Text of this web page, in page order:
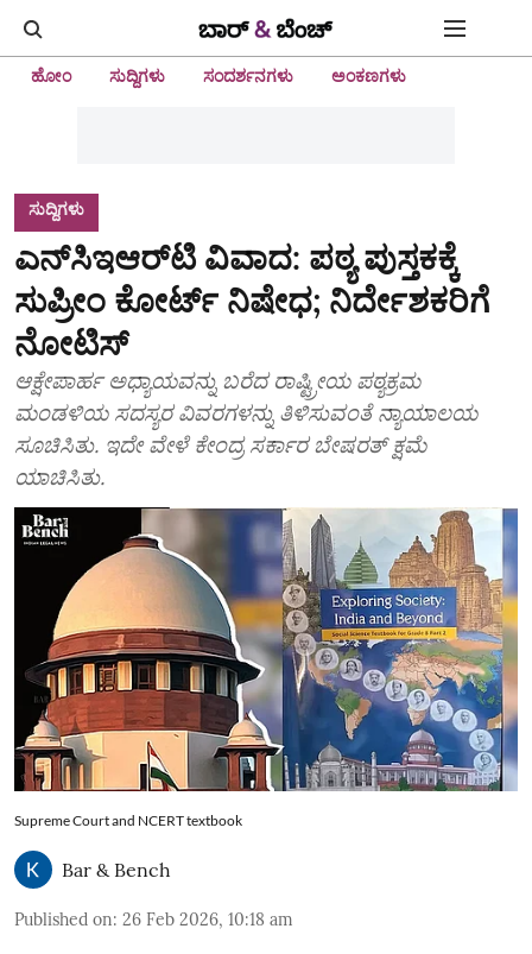
ಹೋಂ ಸುದ್ದಿಗಳು ಸಂದರ್ಶನಗಳು ಅಂಕಣಗಳು
ಸುದ್ದಿಗಳು
ಎನ್‌ಸಿಇಆರ್‌ಟಿ ವಿವಾದ: ಪಠ್ಯ ಪುಸ್ತಕಕ್ಕೆ
ಸುಪ್ರೀಂ ಕೋರ್ಟ್‌ ನಿಷೇಧ; ನಿರ್ದೇಶಕರಿಗೆ
ನೋಟಿಸ್
ಆಕ್ಷೇಪಾರ್ಹ ಅಧ್ಯಾಯವನ್ನು ಬರೆದ ರಾಷ್ಟ್ರೀಯ ಪಠ್ಯಕ್ರಮ
ಮಂಡಳಿಯ ಸದಸ್ಯರ ವಿವರಗಳನ್ನು ತಿಳಿಸುವಂತೆ ನ್ಯಾಯಾಲಯ
ಸೂಚಿಸಿತು. ಇದೇ ವೇಳೆ ಕೇಂದ್ರ ಸರ್ಕಾರ ಬೇಷರತ್‌ ಕ್ಷಮೆ
ಯಾಚಿಸಿತು.
Supreme Court and NCERT textbook
Bar & Bench
Published on: 26 Feb 2026, 10:18 am